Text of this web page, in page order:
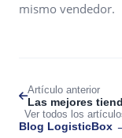
mismo vendedor.
Artículo anterior
Las mejores
Ver todos los
Blog LogisticBox